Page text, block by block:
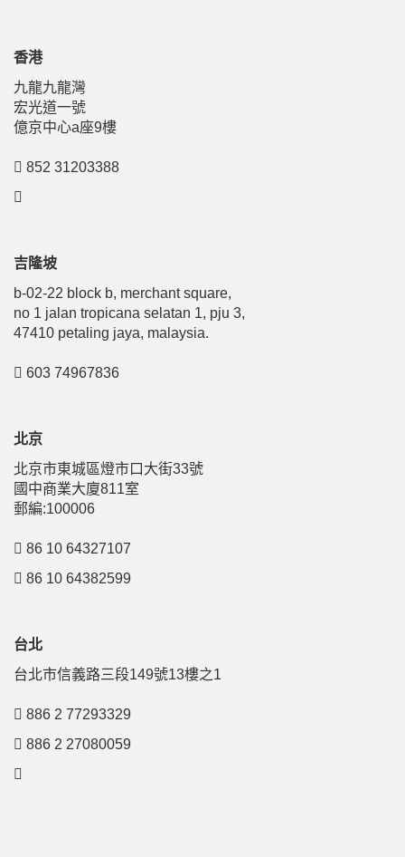
香港
九龍九龍灣
宏光道一號
億京中心a座9樓
852 31203388
吉隆坡
b-02-22 block b, merchant square,
no 1 jalan tropicana selatan 1, pju 3,
47410 petaling jaya, malaysia.
603 74967836
北京
北京市東城區燈市口大街33號
國中商業大廈811室
郵編:100006
86 10 64327107
86 10 64382599
台北
台北市信義路三段149號13樓之1
886 2 77293329
886 2 27080059